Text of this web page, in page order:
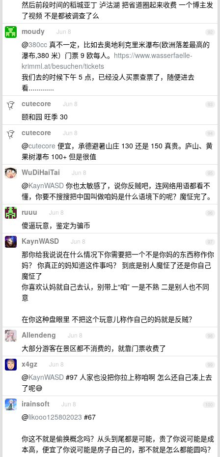
然后前段时间的稻城亚丁 泸沽湖 把省道圈起来收费 一个博主发
了视频 不是都被调查了么
92
moudy Jun 8
@380cc 真不一定，比如去奥地利克里米瀑布(欧洲落差最高的
瀑布,380 米）门票 9 欧每人。 https://www.wasserfaelle-
krimml.at/besuchen/tickets
我们去的时候下午 5 点，已经没人买票查票了，随便进去
看.............
93
cutecore Jun 8
颐和园 旺季 30
94
cutecore Jun 8
@cutecore 便宜，承德避暑山庄 130 还是 150 真贵。庐山、黄
果树瀑布 100+ 但是很值
95
WuDiHaiTai Jun 8
@KaynWASD 你也太敏感了，说你反贼吧，连网络用语都看不
懂，你要不搜搜把中国叫做咱妈是什么语境下的呢？魔怔完了。
96
ruuu Jun 8
傻逼玩意，鉴定为骗币
97
KaynWASD Jun 8
那你给我说说在什么情况下你需要把一个不是你妈的东西称作你
妈？ 你真正的妈知道这件事吗？ 到底是别人魔怔了还是你自己
魔怔了
你喜欢认妈就自己去认，别带上“咱” 一是不熟 二是别人也不同
意
在你这种盘眼里 不把这个玩意儿称作自己的妈就是反贼？
98
Allendeng Jun 8
大部分游客在景区都不消费的，就靠门票收费了
99
x4gz Jun 8
@KaynWASD #97 人家也没把你拉上称咱啊 怎么还自己凑上去
了呢😅
100
irainsoft Jun 8
@likooo125802023 #67
你这不就是偷换概念吗？从头到尾都是可能，贵了你说可能是成
本高，便宜了你说可能是房子自己的，那不就是怎么都能圆吗？